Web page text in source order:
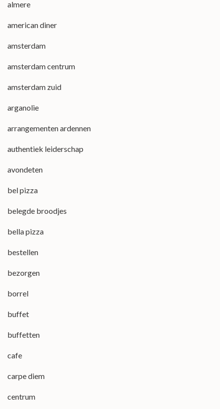
almere
american diner
amsterdam
amsterdam centrum
amsterdam zuid
arganolie
arrangementen ardennen
authentiek leiderschap
avondeten
bel pizza
belegde broodjes
bella pizza
bestellen
bezorgen
borrel
buffet
buffetten
cafe
carpe diem
centrum